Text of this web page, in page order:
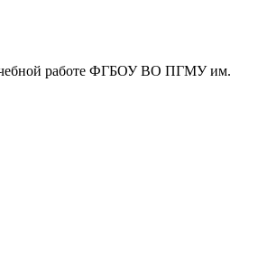
работе ФГБОУ ВО ПГМУ им.